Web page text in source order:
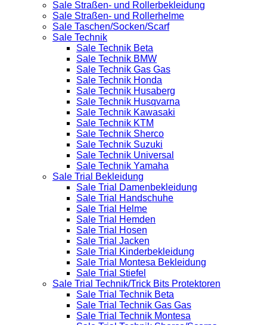
Sale Straßen- und Rollerbekleidung
Sale Straßen- und Rollerhelme
Sale Taschen/Socken/Scarf
Sale Technik
Sale Technik Beta
Sale Technik BMW
Sale Technik Gas Gas
Sale Technik Honda
Sale Technik Husaberg
Sale Technik Husqvarna
Sale Technik Kawasaki
Sale Technik KTM
Sale Technik Sherco
Sale Technik Suzuki
Sale Technik Universal
Sale Technik Yamaha
Sale Trial Bekleidung
Sale Trial Damenbekleidung
Sale Trial Handschuhe
Sale Trial Helme
Sale Trial Hemden
Sale Trial Hosen
Sale Trial Jacken
Sale Trial Kinderbekleidung
Sale Trial Montesa Bekleidung
Sale Trial Stiefel
Sale Trial Technik/Trick Bits Protektoren
Sale Trial Technik Beta
Sale Trial Technik Gas Gas
Sale Trial Technik Montesa